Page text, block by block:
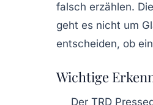
falsch erzählen.
geht es nicht um
entscheiden, ob
Wichtige
Der TRD